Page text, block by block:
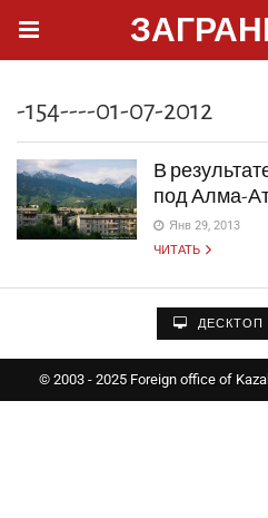
-154----01-07-2012
В
под Алма-
Янв 29, 2013
ЧИТАТЬ
ДЕСКТОП
© 2003 - 2025 Foreign office of